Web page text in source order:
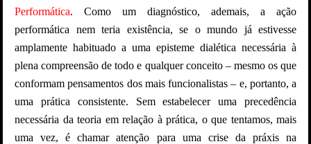
Performática. Como um diagnóstico, ademais, a ação
performática nem teria existência, se o mundo já estivesse
amplamente habituado a uma episteme dialética necessária à
plena compreensão de todo e qualquer conceito – mesmo os que
conformam pensamentos dos mais funcionalistas – e, portanto, a
uma prática consistente. Sem estabelecer uma precedência
necessária da teoria em relação à prática, o que tentamos, mais
uma vez, é chamar atenção para uma crise da práxis na